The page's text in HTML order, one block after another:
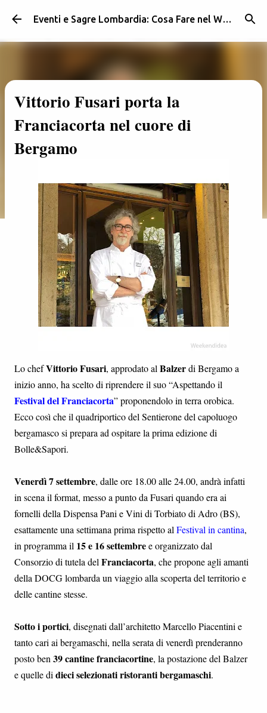
Passa ai contenuti principali Eventi e Sagre Lombardia: Cosa Fare nel Weekend | Weekendidea
Vittorio Fusari porta la
Franciacorta nel cuore di
Bergamo
Lo chefVittorio Fusari, approdato al Balzerdi Bergamo a
inizio anno, ha scelto di riprendere il suo “Aspettando il
Festival del Franciacorta” proponendolo in terra orobica.
Ecco così che il quadriportico del Sentierone del capoluogo
bergamasco si prepara ad ospitare la prima edizione di
Bolle&Sapori.
Venerdì 7 settembre, dalle ore 18.00 alle 24.00, andrà infatti
in scena il format, messo a punto da Fusari quando era ai
fornelli della Dispensa Pani e Vini di Torbiato di Adro (BS),
esattamente una settimana prima rispetto al Festival in cantina,
in programma il 15 e 16 settembree organizzato dal
Consorzio di tutela del Franciacorta, che propone agli amanti
della DOCG lombarda un viaggio alla scoperta del territorio e
delle cantine stesse.
Sotto i portici, disegnati dall’architetto Marcello Piacentini e
tanto cari ai bergamaschi, nella serata di venerdì prenderanno
posto ben 39 cantine franciacortine, la postazione del Balzer
e quelle di dieci selezionati ristoranti bergamaschi.